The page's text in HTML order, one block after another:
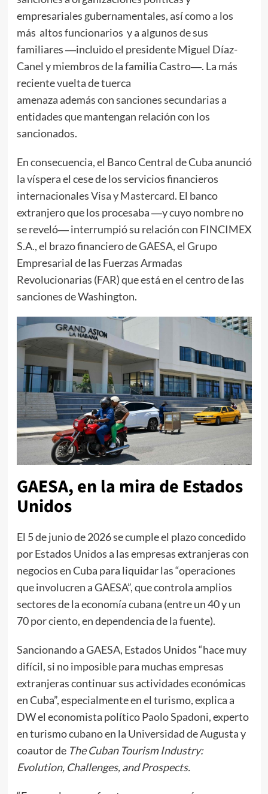
empresariales gubernamentales, así como a los
más altos funcionarios y a algunos de sus
familiares ―incluido el presidente Miguel Díaz-
Canel y miembros de la familia Castro―. La más
reciente vuelta de tuerca
amenaza además consanciones secundariasa
entidades que mantengan relación con los
sancionados.
En consecuencia, el Banco Central de Cuba anunció
la víspera el cese de los servicios financieros
internacionalesVisa y Mastercard. El banco
extranjero que los procesaba ―y cuyo nombre no
se reveló― interrumpió su relación con FINCIMEX
S.A., el brazo financiero deGAESA, el Grupo
Empresarial de las Fuerzas Armadas
Revolucionarias (FAR) que está en el centro de las
sanciones de Washington.
GAESA, en la mira de Estados
Unidos
El 5 de junio de 2026 se cumple el plazo concedido
por Estados Unidos a las empresas extranjeras con
negocios en Cuba para liquidar las “operaciones
que involucren a GAESA”, que controla amplios
sectores de la economía cubana (entre un 40 y un
70 por ciento, en dependencia de la fuente).
Sancionando a GAESA, Estados Unidos “hace muy
difícil, si no imposible para muchas empresas
extranjeras continuar sus actividades económicas
en Cuba”, especialmente en el turismo, explica a
DW el economista político Paolo Spadoni, experto
en turismo cubano en la Universidad de Augusta y
coautor de The Cuban Tourism Industry:
Evolution, Challenges, and Prospects.